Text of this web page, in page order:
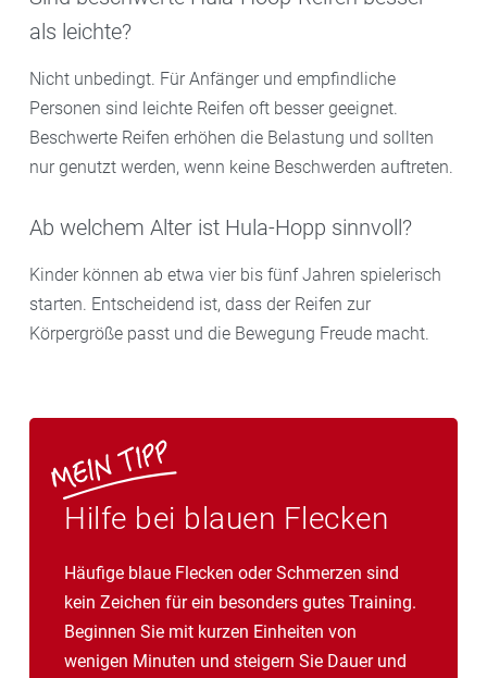
als leichte?
Nicht unbedingt. Für Anfänger und empfindliche
Personen sind leichte Reifen oft besser geeignet.
Beschwerte Reifen erhöhen die Belastung und sollten
nur genutzt werden, wenn keine Beschwerden auftreten.
Ab welchem Alter ist Hula-Hopp sinnvoll?
Kinder können ab etwa vier bis fünf Jahren spielerisch
starten. Entscheidend ist, dass der Reifen zur
Körpergröße passt und die Bewegung Freude macht.
Hilfe bei blauen Flecken
Häufige blaue Flecken oder Schmerzen sind
kein Zeichen für ein besonders gutes Training.
Beginnen Sie mit kurzen Einheiten von
wenigen Minuten und steigern Sie Dauer und